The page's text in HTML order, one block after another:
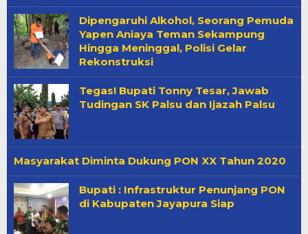
Dipengaruhi Alkohol, Seorang Pemuda
Yapen Aniaya Teman Sekampung
Hingga Meninggal, Polisi Gelar
Rekonstruksi
Tegas! Bupati Tonny Tesar, Jawab
Tudingan SK Palsu dan Ijazah Palsu
Masyarakat Diminta Dukung PON XX Tahun 2020
Bupati : Infrastruktur Penunjang PON
di Kabupaten Jayapura Siap